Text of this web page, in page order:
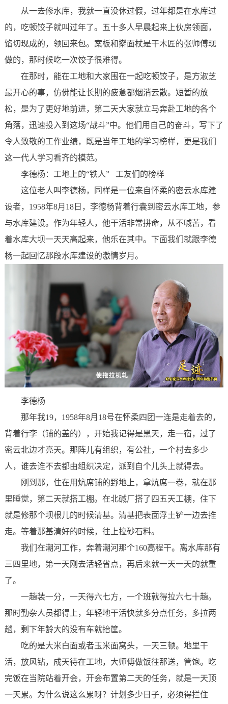
从一去修水库，我就一直没休过假，过年都是在水库过
的，吃顿饺子就叫过年了。五十多人早晨起来上伙房领面，
馅切现成的，领回来包。案板和擀面杖是干木匠的张师傅现
做的，那时候吃一次饺子很难得。
在那时，能在工地和大家围在一起吃顿饺子，是方淑芝
最开心的事，仿佛能让长期的疲惫都烟消云散。短暂的放
松，是为了更好地前进，第二天大家就立马奔赴工地的各个
角落，迅速投入到这场“战斗”中。他们用自己的奋斗，写下了
令人致敬的工作业绩，既是当年工地的学习榜样，更是我们
这一代人学习看齐的模范。
李德杨：工地上的“铁人” 工友们的榜样
这位老人叫李德杨，同样是一位来自怀柔的密云水库建
设者，1958年8月18日，李德杨背着行囊到密云水库工地，参
与水库建设。作为年轻人，他干活非常拼命，从不喊苦，看
着水库大坝一天天高起来，他乐在其中。下面我们就跟李德
杨一起回忆那段水库建设的激情岁月。
李德杨
那年我19，1958年8月18号在怀柔四团一连是走着去的，
背着行李（铺的盖的），开始我记得是黑天，走一宿，过了
密云北边才亮天。那阵儿有组织，有公社，一个村去多少
人，谁去谁不去都由组织决定，派到自个儿头上就得去。
刚到那，住在用炕席铺的野地上，拿炕席一卷，就在那
里睡觉，第二天就搭工棚。在北碱厂搭了四五天工棚，住下
就是修那个坝根儿的时候清基。清基把表面浮土铲一边去推
走。等着那基清好的时候，往上拉砂石料。
我们在潮河工作，奔着潮河那个160高程干。离水库那有
三四里地，第一天刚去活轻省点，再后来就一天一天的就重
了。
一趟装一分，一天得六七方，一个班就得拉六七十趟。
那时勤杂人员都得上，年轻地干活快就多分点任务，多拉两
趟，剩下年龄大的没有车就抬筐。
吃的是大米白面或者玉米面窝头，一天三顿。地里干
活，放风钻，成天待在工地，大师傅做饭往那送，管饱。吃
完饭在当院站着开会，开会布置第二天的任务，就是一天顶
一天累。为什么说这么累呀？计划多少日子，必须得拦住